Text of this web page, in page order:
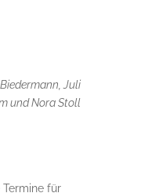
Juli
und Nora Stoll
für